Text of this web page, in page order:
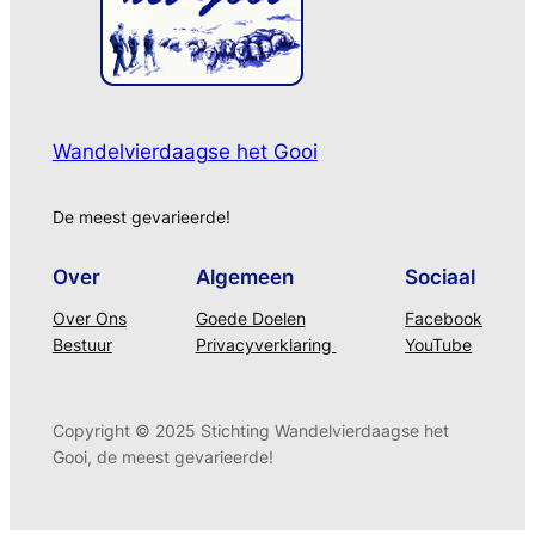
Wandelvierdaagse het Gooi
De meest gevarieerde!
Over
Over Ons
Bestuur
Algemeen
Goede Doelen
Privacyverklaring
Sociaal
Facebook
YouTube
Copyright © 2025 Stichting Wandelvierdaagse het
Gooi, de meest gevarieerde!